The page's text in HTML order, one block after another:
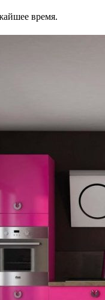
время.